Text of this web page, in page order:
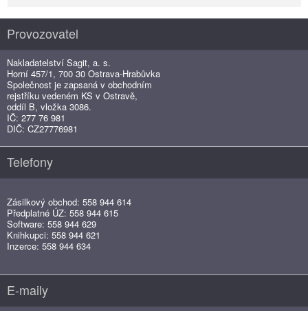
Provozovatel
Nakladatelství Sagit, a. s.
Horní 457/1, 700 30 Ostrava-Hrabůvka
Společnost je zapsaná v obchodním
rejstříku vedeném KS v Ostravě,
oddíl B, vložka 3086.
IČ: 277 76 981
DIČ: CZ27776981
Telefony
Zásilkový obchod: 558 944 614
Předplatné ÚZ: 558 944 615
Software: 558 944 629
Knihkupci: 558 944 621
Inzerce: 558 944 634
E-maily